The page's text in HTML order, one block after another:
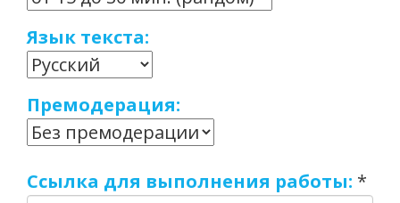
Язык текста:
Премодерация:
Ссылка для выполнения работы: *